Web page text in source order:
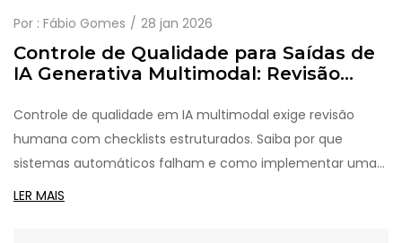
Por : Fábio Gomes 28 jan 2026
Controle de Qualidade para Saídas de
IA Generativa Multimodal: Revisão
Controle de qualidade em IA multimodal exige revisão
humana com checklists estruturados. Saiba por que
sistemas automáticos falham e como implementar uma
revisão eficaz em setores como saúde e manufatura.
LER MAIS